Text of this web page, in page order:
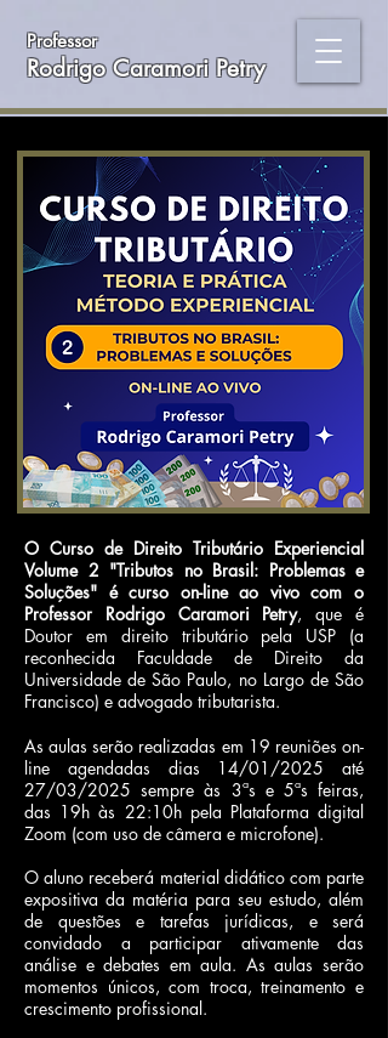
Professor
Rodrigo Caramori Petry
O Curso de Direito Tributário Experiencial
Volume 2 "Tributos no Brasil: Problemas e
Soluções" é curso on-line ao vivo com o
Professor Rodrigo Caramori Petry, que é
Doutor em direito tributário pela USP (a
reconhecida Faculdade de Direito da
Universidade de São Paulo, no Largo de São
Francisco) e advogado tributarista.
As aulas serão realizadas em 19 reuniões on-
line agendadas dias 14/01/2025 até
27/03/2025 sempre às 3ªs e 5ªs feiras,
das 19h às 22:10h pela Plataforma digital
Zoom (com uso de câmera e microfone).
O aluno receberá material didático com parte
expositiva da matéria para seu estudo, além
de questões e tarefas jurídicas, e será
convidado a participar ativamente das
análise e debates em aula. As aulas serão
momentos únicos, com troca, treinamento e
crescimento profissional.